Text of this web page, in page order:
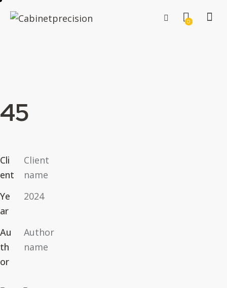
0
45
Cli
ent
Client
name
Ye
ar
2024
Au
th
or
Author
name